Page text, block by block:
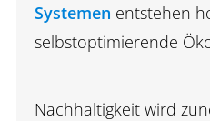
Systemen entstehen
selbstoptimierende
Nachhaltigkeit wird